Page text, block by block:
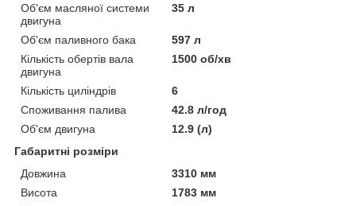
Об'єм масляної системи
двигуна
35 л
Об'єм паливного бака
597 л
Кількість обертів вала
двигуна
1500 об/хв
Кількість циліндрів
6
Споживання палива
42.8 л/год
Об'єм двигуна
12.9 (л)
Габаритні розміри
Довжина
3310 мм
Висота
1783 мм